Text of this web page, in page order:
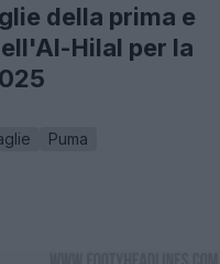
della prima e
Hilal per la
Puma